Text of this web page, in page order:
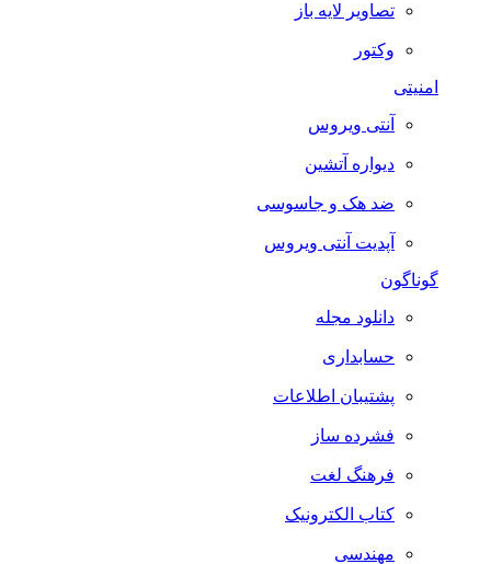
تصاویر لایه باز
وکتور
امنیتی
آنتی ویروس
دیواره آتشین
ضد هک و جاسوسی
آپدیت آنتی ویروس
گوناگون
دانلود مجله
حسابداری
پشتیبان اطلاعات
فشرده ساز
فرهنگ لغت
کتاب الکترونیک
مهندسی